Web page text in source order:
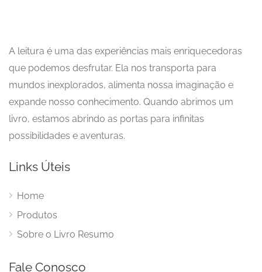
A leitura é uma das experiências mais enriquecedoras
que podemos desfrutar. Ela nos transporta para
mundos inexplorados, alimenta nossa imaginação e
expande nosso conhecimento. Quando abrimos um
livro, estamos abrindo as portas para infinitas
possibilidades e aventuras.
Links Úteis
Home
Produtos
Sobre o Livro Resumo
Fale Conosco